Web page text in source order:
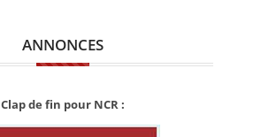
ANNONCES
Clap de fin pour NCR :